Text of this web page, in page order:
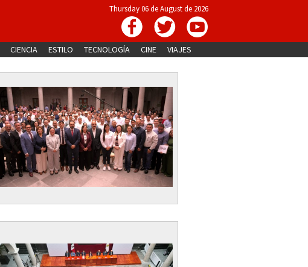
Thursday 06 de August de 2026
CIENCIA ESTILO TECNOLOGÍA CINE VIAJES